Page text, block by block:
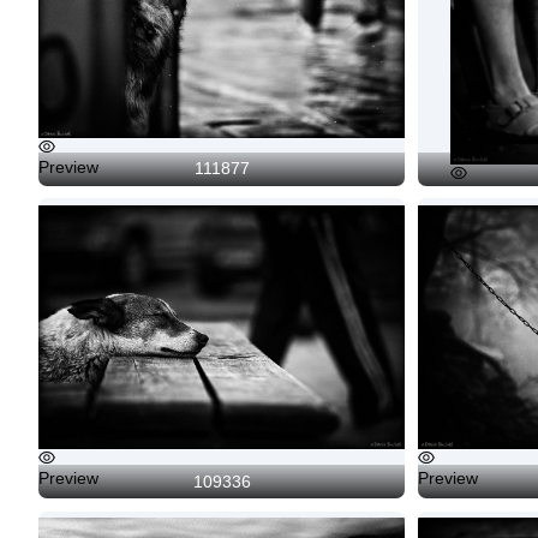
Preview
111877
Preview 109336 Preview